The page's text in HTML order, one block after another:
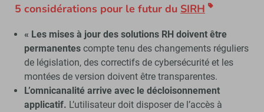
5 considérations pour le futur du SIRH
« Les mises à jour des solutions RH doivent être
permanentescompte tenu des changements réguliers
de législation, des correctifs de cybersécurité et les
montées de version doivent être transparentes.
L’omnicanalité arrive avec le décloisonnement
applicatif. L’utilisateur doit disposer de l’accès à